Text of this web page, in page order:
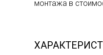
монтажа в